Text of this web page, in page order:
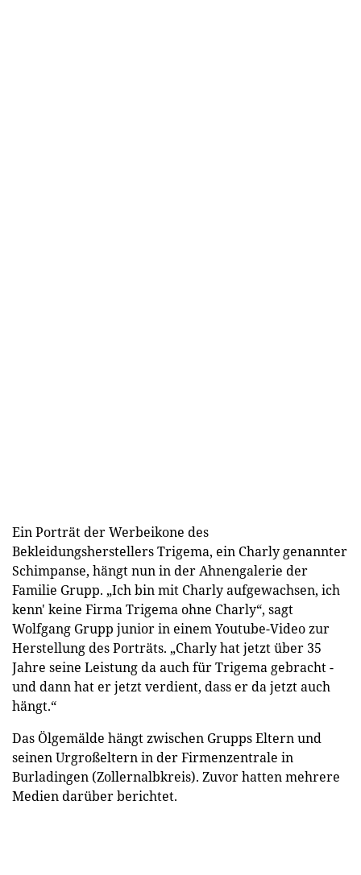
Ein Porträt der Werbeikone des
Bekleidungsherstellers Trigema, ein Charly genannter
Schimpanse, hängt nun in der Ahnengalerie der
Familie Grupp. „Ich bin mit Charly aufgewachsen, ich
kenn' keine Firma Trigema ohne Charly“, sagt
Wolfgang Grupp junior in einem Youtube-Video zur
Herstellung des Porträts. „Charly hat jetzt über 35
Jahre seine Leistung da auch für Trigema gebracht -
und dann hat er jetzt verdient, dass er da jetzt auch
hängt.“
Das Ölgemälde hängt zwischen Grupps Eltern und
seinen Urgroßeltern in der Firmenzentrale in
Burladingen (Zollernalbkreis). Zuvor hatten mehrere
Medien darüber berichtet.